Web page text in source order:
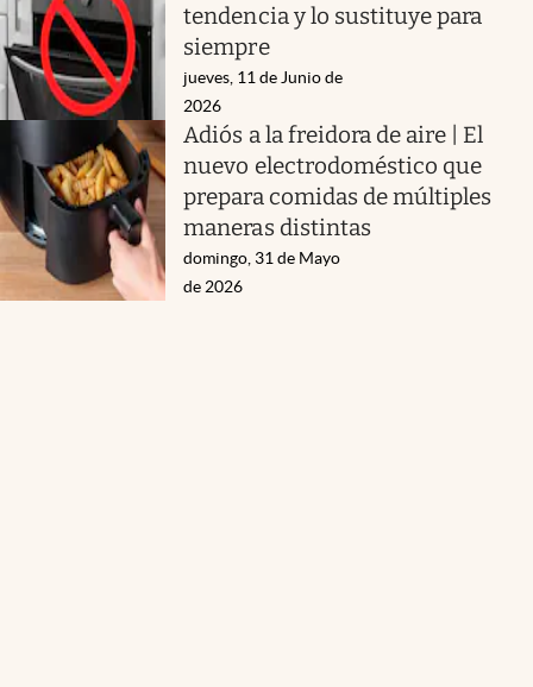
tendencia y lo sustituye para
siempre
jueves, 11 de Junio de
2026
Adiós a la freidora de aire | El
nuevo electrodoméstico que
prepara comidas de múltiples
maneras distintas
domingo, 31 de Mayo
de 2026